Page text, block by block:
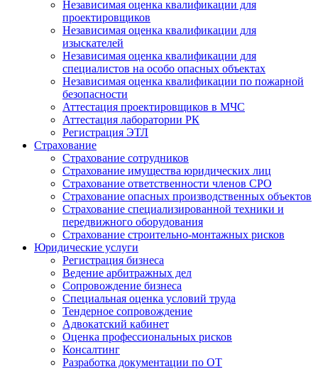
Независимая оценка квалификации для
проектировщиков
Независимая оценка квалификации для
изыскателей
Независимая оценка квалификации для
специалистов на особо опасных объектах
Независимая оценка квалификации по пожарной
безопасности
Аттестация проектировщиков в МЧС
Аттестация лаборатории РК
Регистрация ЭТЛ
Страхование
Страхование сотрудников
Страхование имущества юридических лиц
Страхование ответственности членов СРО
Страхование опасных производственных объектов
Страхование специализированной техники и
передвижного оборудования
Страхование строительно-монтажных рисков
Юридические услуги
Регистрация бизнеса
Ведение арбитражных дел
Сопровождение бизнеса
Специальная оценка условий труда
Тендерное сопровождение
Адвокатский кабинет
Оценка профессиональных рисков
Консалтинг
Разработка документации по ОТ